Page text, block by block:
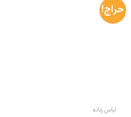
حراج!
لباس زنانه